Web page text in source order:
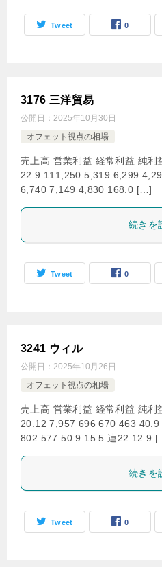
Tweet 0
3176 三洋貿易
公開日： 2025年10月30日
オフェット視点の相場
売上高 営業利益 経常利益 純
22.9 111,250 5,319 6,299
6,740 7,149 4,830 168.0 […]
続きを
Tweet 0
3241 ウィル
公開日： 2025年10月26日
オフェット視点の相場
売上高 営業利益 経常利益 純
20.12 7,957 696 670 463
802 577 50.9 15.5 連22.12 9
続きを
Tweet 0